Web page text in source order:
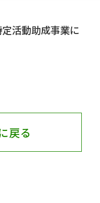
活動助成事業に
戻る